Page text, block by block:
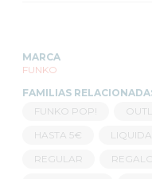
MARCA
FUNKO
FAMILIAS
FUNKO POP!
HASTA 5€
REGULAR